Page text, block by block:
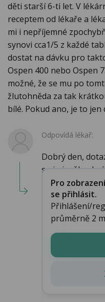
děti starší 6-ti let. V
receptem od lékaře a
mi i nepříjemné
synovi cca1/5 z každé
dostat na dávku pro
Ospen 400 nebo Ospen
možné, že se mu po
žlutohněda za tak
bílé. Pokud ano, je to jen
Odpovídá lékař:
Dobrý den,
s nimi měla
Pro
se přihlásit.
Přihlášení/
průměrně 2